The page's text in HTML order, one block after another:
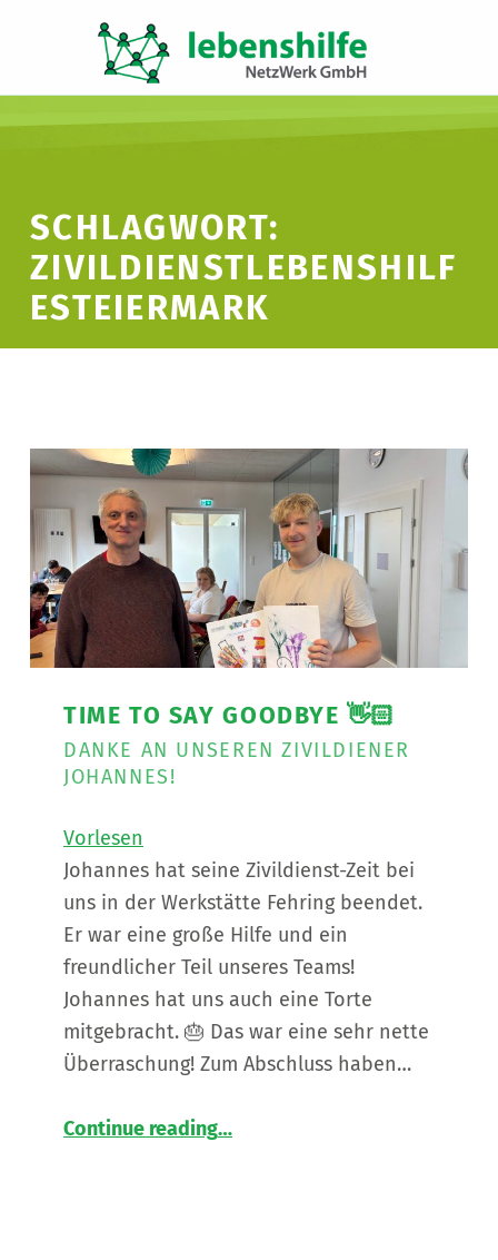
SCHLAGWORT:
ZIVILDIENSTLEBENSHILF
ESTEIERMARK
TIME TO SAY GOODBYE 👋🏻
DANKE AN UNSEREN ZIVILDIENER
JOHANNES!
Vorlesen
Johannes hat seine Zivildienst-Zeit bei
uns in der Werkstätte Fehring beendet.
Er war eine große Hilfe und ein
freundlicher Teil unseres Teams!
Johannes hat uns auch eine Torte
mitgebracht. 🎂 Das war eine sehr nette
Überraschung! Zum Abschluss haben…
Continue readingDANKE
…